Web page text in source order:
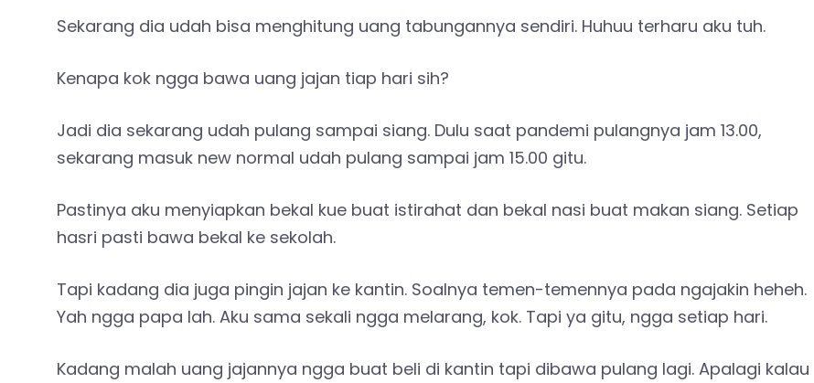
Sekarang dia udah bisa menghitung uang tabungannya sendiri. Huhuu terharu aku tuh.
Kenapa kok ngga bawa uang jajan tiap hari sih?
Jadi dia sekarang udah pulang sampai siang. Dulu saat pandemi pulangnya jam 13.00,
sekarang masuk new normal udah pulang sampai jam 15.00 gitu.
Pastinya aku menyiapkan bekal kue buat istirahat dan bekal nasi buat makan siang. Setiap
hasri pasti bawa bekal ke sekolah.
Tapi kadang dia juga pingin jajan ke kantin. Soalnya temen-temennya pada ngajakin heheh.
Yah ngga papa lah. Aku sama sekali ngga melarang, kok. Tapi ya gitu, ngga setiap hari.
Kadang malah uang jajannya ngga buat beli di kantin tapi dibawa pulang lagi. Apalagi kalau